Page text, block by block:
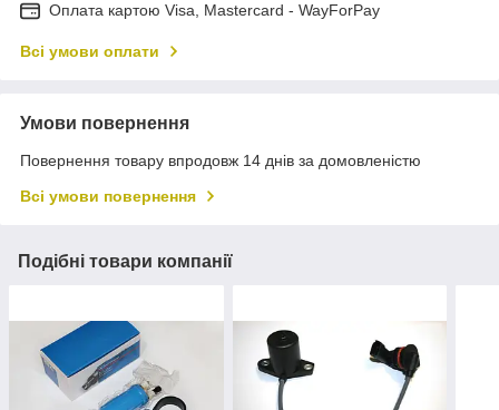
Оплата картою Visa, Mastercard - WayForPay
Всі умови оплати
Умови повернення
Повернення товару впродовж 14 днів за домовленістю
Всі умови повернення
Подібні товари компанії